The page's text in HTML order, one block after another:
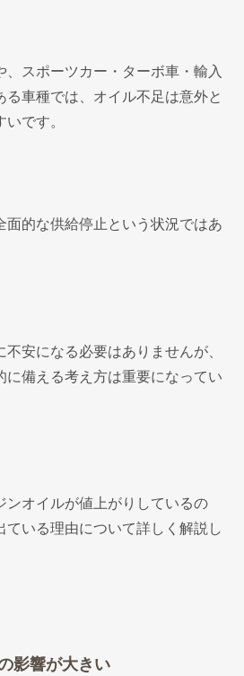
、スポーツカー・ターボ車・輸入
る車種では、オイル不足は意外と
です。
面的な供給停止という状況ではあ
安になる必要はありませんが、
に備える考え方は重要になってい
ンオイルが値上がりしているの
ている理由について詳しく解説し
影響が大きい